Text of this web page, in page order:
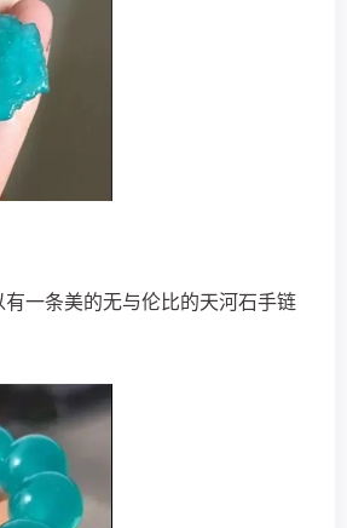
有一条美的无与伦比的天河石手链